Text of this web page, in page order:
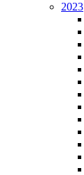
2023